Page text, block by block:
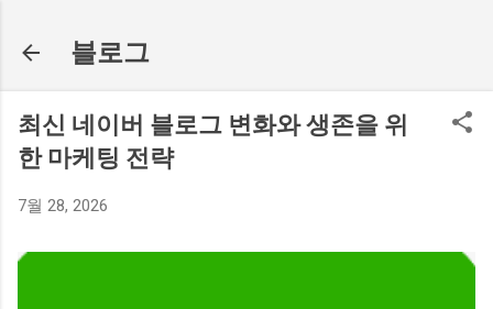
블로그
최신 네이버 블로그 변화와 생존을 위
한 마케팅 전략
7월 28, 2026